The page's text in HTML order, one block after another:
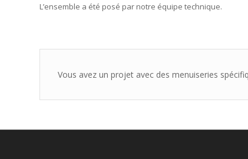
L’ensemble a été posé par notre équipe technique.
Vous avez un projet avec des menuiseries